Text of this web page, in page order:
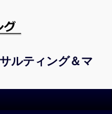
ルティング＆マ